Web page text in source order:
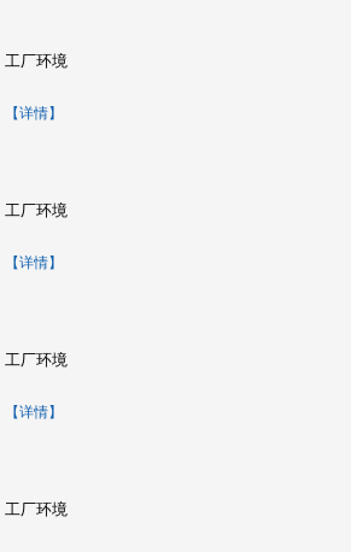
工厂环境
【详情】
工厂环境
【详情】
工厂环境
【详情】
工厂环境